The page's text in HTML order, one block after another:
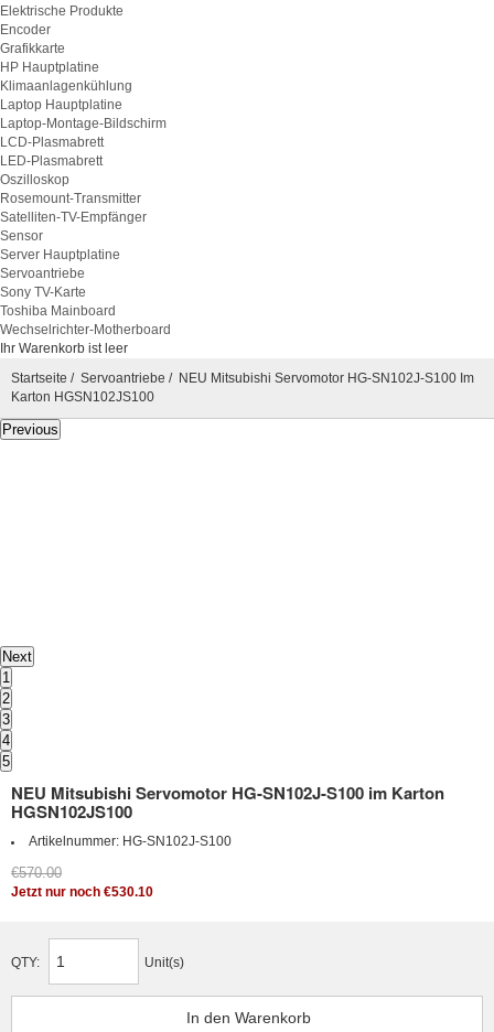
Elektrische Produkte
Encoder
Grafikkarte
HP Hauptplatine
Klimaanlagenkühlung
Laptop Hauptplatine
Laptop-Montage-Bildschirm
LCD-Plasmabrett
LED-Plasmabrett
Oszilloskop
Rosemount-Transmitter
Satelliten-TV-Empfänger
Sensor
Server Hauptplatine
Servoantriebe
Sony TV-Karte
Toshiba Mainboard
Wechselrichter-Motherboard
Ihr Warenkorb ist leer
Startseite / Servoantriebe / NEU Mitsubishi Servomotor HG-SN102J-S100 Im
Karton HGSN102JS100
Previous
Next
1
2
3
4
5
NEU Mitsubishi Servomotor HG-SN102J-S100 im Karton
HGSN102JS100
Artikelnummer: HG-SN102J-S100
€570.00
Jetzt nur noch €530.10
QTY: Unit(s)